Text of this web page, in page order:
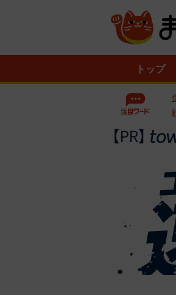
トップ